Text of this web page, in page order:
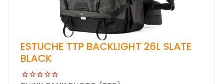
ESTUCHE TTP BACKLIGHT 26L SLATE
BLACK